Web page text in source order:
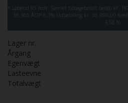
* Løbetid 95 mdr. Samlet tilbagebetalt beløb kr.
39.365 ÅOP 6,3% Udbetaling kr. 36.980,00
4,58 %
Lager nr.
Årgang
Egenvægt
Lasteevne
Totalvægt